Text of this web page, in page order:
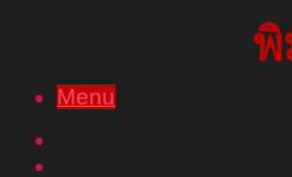
Menu
พิ